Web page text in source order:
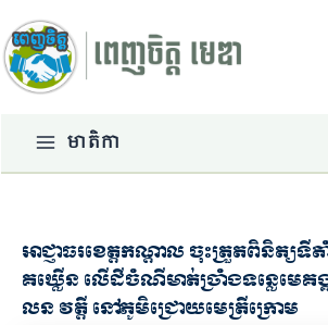
to
content
Mainមាតិកា
អាជ្ញាធរខេត្តកណ្ដាល ចុះត្រួតពិនិត្
គឃ្លើន លើដីចំណីមាត់ច្រាំងទន្លេមេ
លន វត្តី នៅភូមិជ្រោយមេត្រីក្រោម